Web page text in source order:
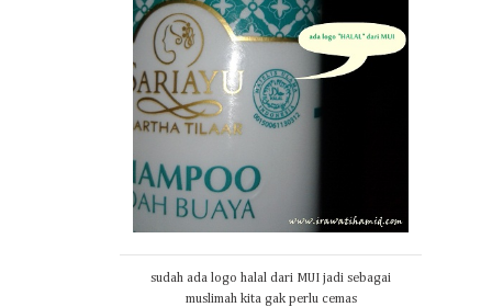
sudah ada logo halal dari MUI jadi sebagai
muslimah kita gak perlu cemas